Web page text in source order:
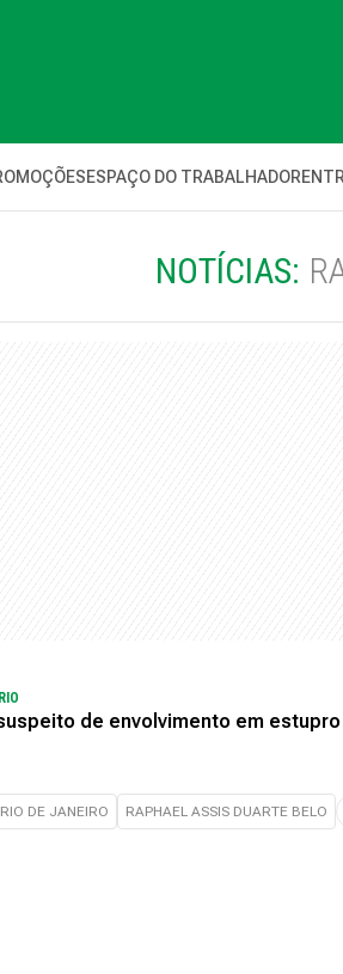
ESPAÇO DO TRABALHADOR
NOTÍCIAS:
de envolvimento em
RIO DE JANEIRO RAPHAEL ASSIS DUARTE BELO